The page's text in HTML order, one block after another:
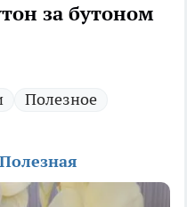
за бутоном
Полезное